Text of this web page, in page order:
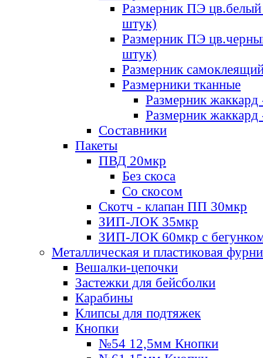
Размерник ПЭ цв.белый
штук)
Размерник ПЭ
штук)
Размерник
Размерники тканные
Размерник
Размерник
Составники
Пакеты
ПВД 20мкр
Без скоса
Со скосом
Скотч - клапан ПП 30мкр
ЗИП-ЛОК 35мкр
ЗИП-ЛОК 60мкр с
Металлическая и пластиковая
Вешалки-цепочки
Застежки для бейсболки
Карабины
Клипсы для подтяжек
Кнопки
№54 12,5мм Кнопки